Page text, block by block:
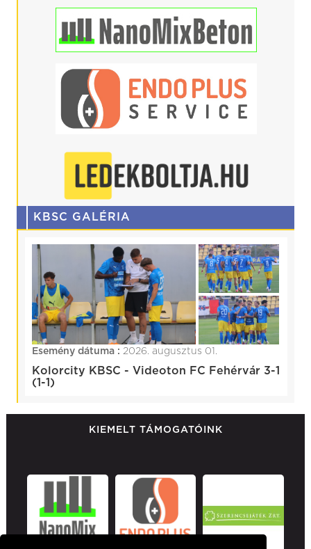
KBSC GALÉRIA
Esemény dátuma : 2026. augusztus 01.
Kolorcity KBSC - Videoton FC Fehérvár 3-1
(1-1)
KIEMELT TÁMOGATÓINK